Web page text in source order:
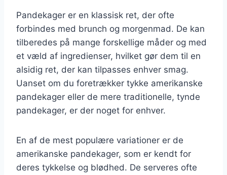
Pandekager er en klassisk ret, der ofte
forbindes med brunch og morgenmad. De kan
tilberedes på mange forskellige måder og med
et væld af ingredienser, hvilket gør dem til en
alsidig ret, der kan tilpasses enhver smag.
Uanset om du foretrækker tykke amerikanske
pandekager eller de mere traditionelle, tynde
pandekager, er der noget for enhver.
En af de mest populære variationer er de
amerikanske pandekager, som er kendt for
deres tykkelse og blødhed. De serveres ofte